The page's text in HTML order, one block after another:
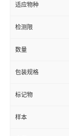
适应物种
检测限
数量
包装规格
标记物
样本